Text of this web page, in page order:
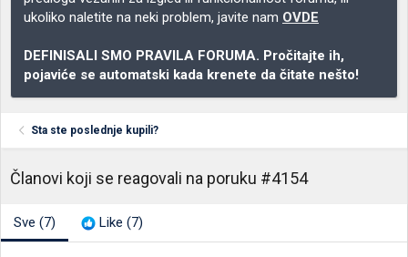
ukoliko naletite na neki problem, javite nam OVDE
DEFINISALI SMO PRAVILA FORUMA. Pročitajte ih,
pojaviće se automatski kada krenete da čitate nešto!
Sta ste poslednje kupili?
Članovi koji se reagovali na poruku #4154
Sve (7) Like (7)